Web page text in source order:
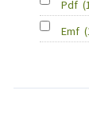
Pdf
Emf